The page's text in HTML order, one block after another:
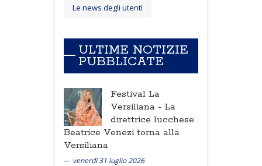
Le news degli utenti
ULTIME NOTIZIE
PUBBLICATE
Festival La
Versiliana - La
direttrice lucchese
Beatrice Venezi torna alla
Versiliana
venerdì 31 luglio 2026